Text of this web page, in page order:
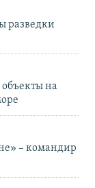
разведки
на
– командир